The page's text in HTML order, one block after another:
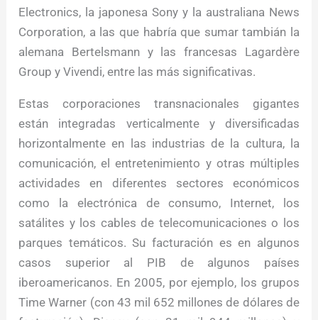
Electronics, la japonesa Sony y la australiana News
Corporation, a las que habría que sumar tambián la
alemana Bertelsmann y las francesas Lagardère
Group y Vivendi, entre las más significativas.
Estas corporaciones transnacionales gigantes
están integradas verticalmente y diversificadas
horizontalmente en las industrias de la cultura, la
comunicación, el entretenimiento y otras múltiples
actividades en diferentes sectores económicos
como la electrónica de consumo, Internet, los
satálites y los cables de telecomunicaciones o los
parques temáticos. Su facturación es en algunos
casos superior al PIB de algunos países
iberoamericanos. En 2005, por ejemplo, los grupos
Time Warner (con 43 mil 652 millones de dólares de